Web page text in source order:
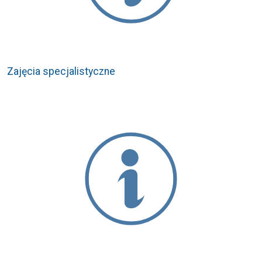
Zajęcia specjalistyczne